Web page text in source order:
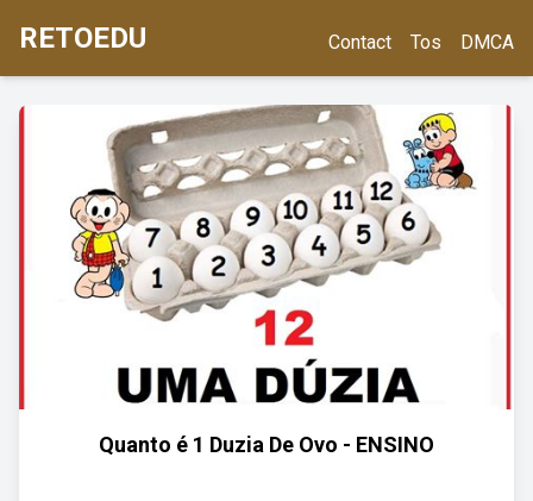
RETOEDU Contact Tos DMCA
Quanto é 1 Duzia De Ovo - ENSINO